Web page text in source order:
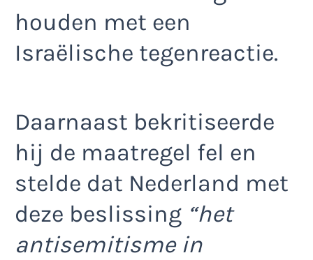
houden met een
Israëlische tegenreactie.
Daarnaast bekritiseerde
hij de maatregel fel en
stelde dat Nederland met
deze beslissing “het
antisemitisme in